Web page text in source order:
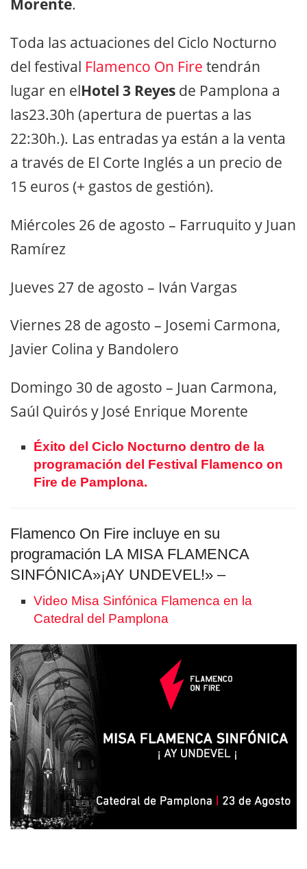
Morente.
Toda las actuaciones del Ciclo Nocturno
del festival Flamenco On Fire tendrán
lugar en elHotel 3 Reyes de Pamplona a
las23.30h (apertura de puertas a las
22:30h.). Las entradas ya están a la venta
a través de El Corte Inglés a un precio de
15 euros (+ gastos de gestión).
Miércoles 26 de agosto – Farruquito y Juan
Ramírez
Jueves 27 de agosto – Iván Vargas
Viernes 28 de agosto – Josemi Carmona,
Javier Colina y Bandolero
Domingo 30 de agosto – Juan Carmona,
Saúl Quirós y José Enrique Morente
Éxito del Ciclo Nocturno dentro de la
programación del Festival Flamenco on
Fire de Pamplona.
Flamenco On Fire incluye en su
programación LA MISA FLAMENCA
SINFÓNICA»¡AY UNDEVEL!» –
Video Misa Sinfónica Flamenca en la
Catedral del Pamplona